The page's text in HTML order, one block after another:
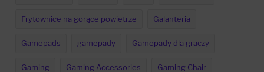
Frytownice na gorące powietrze Galanteria
Gamepads gamepady Gamepady dla graczy
Gaming Gaming Accessories Gaming Chair